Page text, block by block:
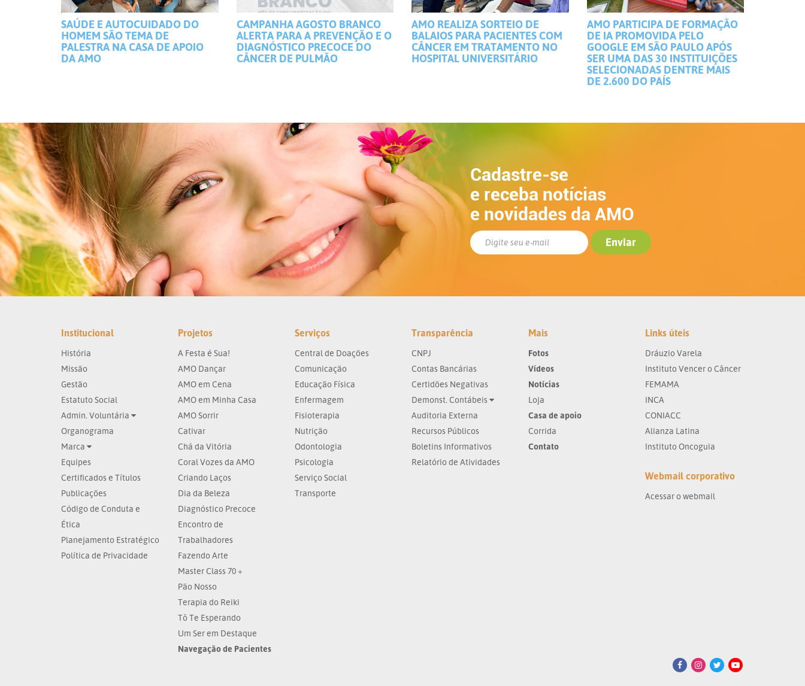
SAÚDE E AUTOCUIDADO DO
HOMEM SÃO TEMA DE
PALESTRA NA CASA DE APOIO
DA AMO
CAMPANHA AGOSTO BRANCO
ALERTA PARA A PREVENÇÃO E O
DIAGNÓSTICO PRECOCE DO
CÂNCER DE PULMÃO
AMO REALIZA SORTEIO DE
BALAIOS PARA PACIENTES COM
CÂNCER EM TRATAMENTO NO
HOSPITAL UNIVERSITÁRIO
AMO PARTICIPA DE FORMAÇÃO
DE IA PROMOVIDA PELO
GOOGLE EM SÃO PAULO APÓS
SER UMA DAS 30 INSTITUIÇÕES
SELECIONADAS DENTRE MAIS
DE 2.600 DO PAÍS
Cadastre-se
e receba notícias
e novidades da AMO
Institucional
História
Missão
Gestão
Estatuto Social
Admin. Voluntária
Organograma
Marca
Equipes
Certificados e Títulos
Publicações
Código de Conduta e
Ética
Planejamento Estratégico
Política de Privacidade
Projetos
A Festa é Sua!
AMO Dançar
AMO em Cena
AMO em Minha Casa
AMO Sorrir
Cativar
Chá da Vitória
Coral Vozes da AMO
Criando Laços
Dia da Beleza
Diagnóstico Precoce
Encontro de
Trabalhadores
Fazendo Arte
Master Class 70 +
Pão Nosso
Terapia do Reiki
Tô Te Esperando
Um Ser em Destaque
Navegação de Pacientes
Serviços
Central de Doações
Comunicação
Educação Física
Enfermagem
Fisioterapia
Nutrição
Odontologia
Psicologia
Serviço Social
Transporte
Transparência
CNPJ
Contas Bancárias
Certidões Negativas
Demonst. Contábeis
Auditoria Externa
Recursos Públicos
Boletins Informativos
Relatório de Atividades
Mais
Fotos
Vídeos
Notícias
Loja
Casa de apoio
Corrida
Contato
Links úteis
Dráuzio Varela
Instituto Vencer o Câncer
FEMAMA
INCA
CONIACC
Alianza Latina
Instituto Oncoguia
Webmail corporativo
Acessar o webmail